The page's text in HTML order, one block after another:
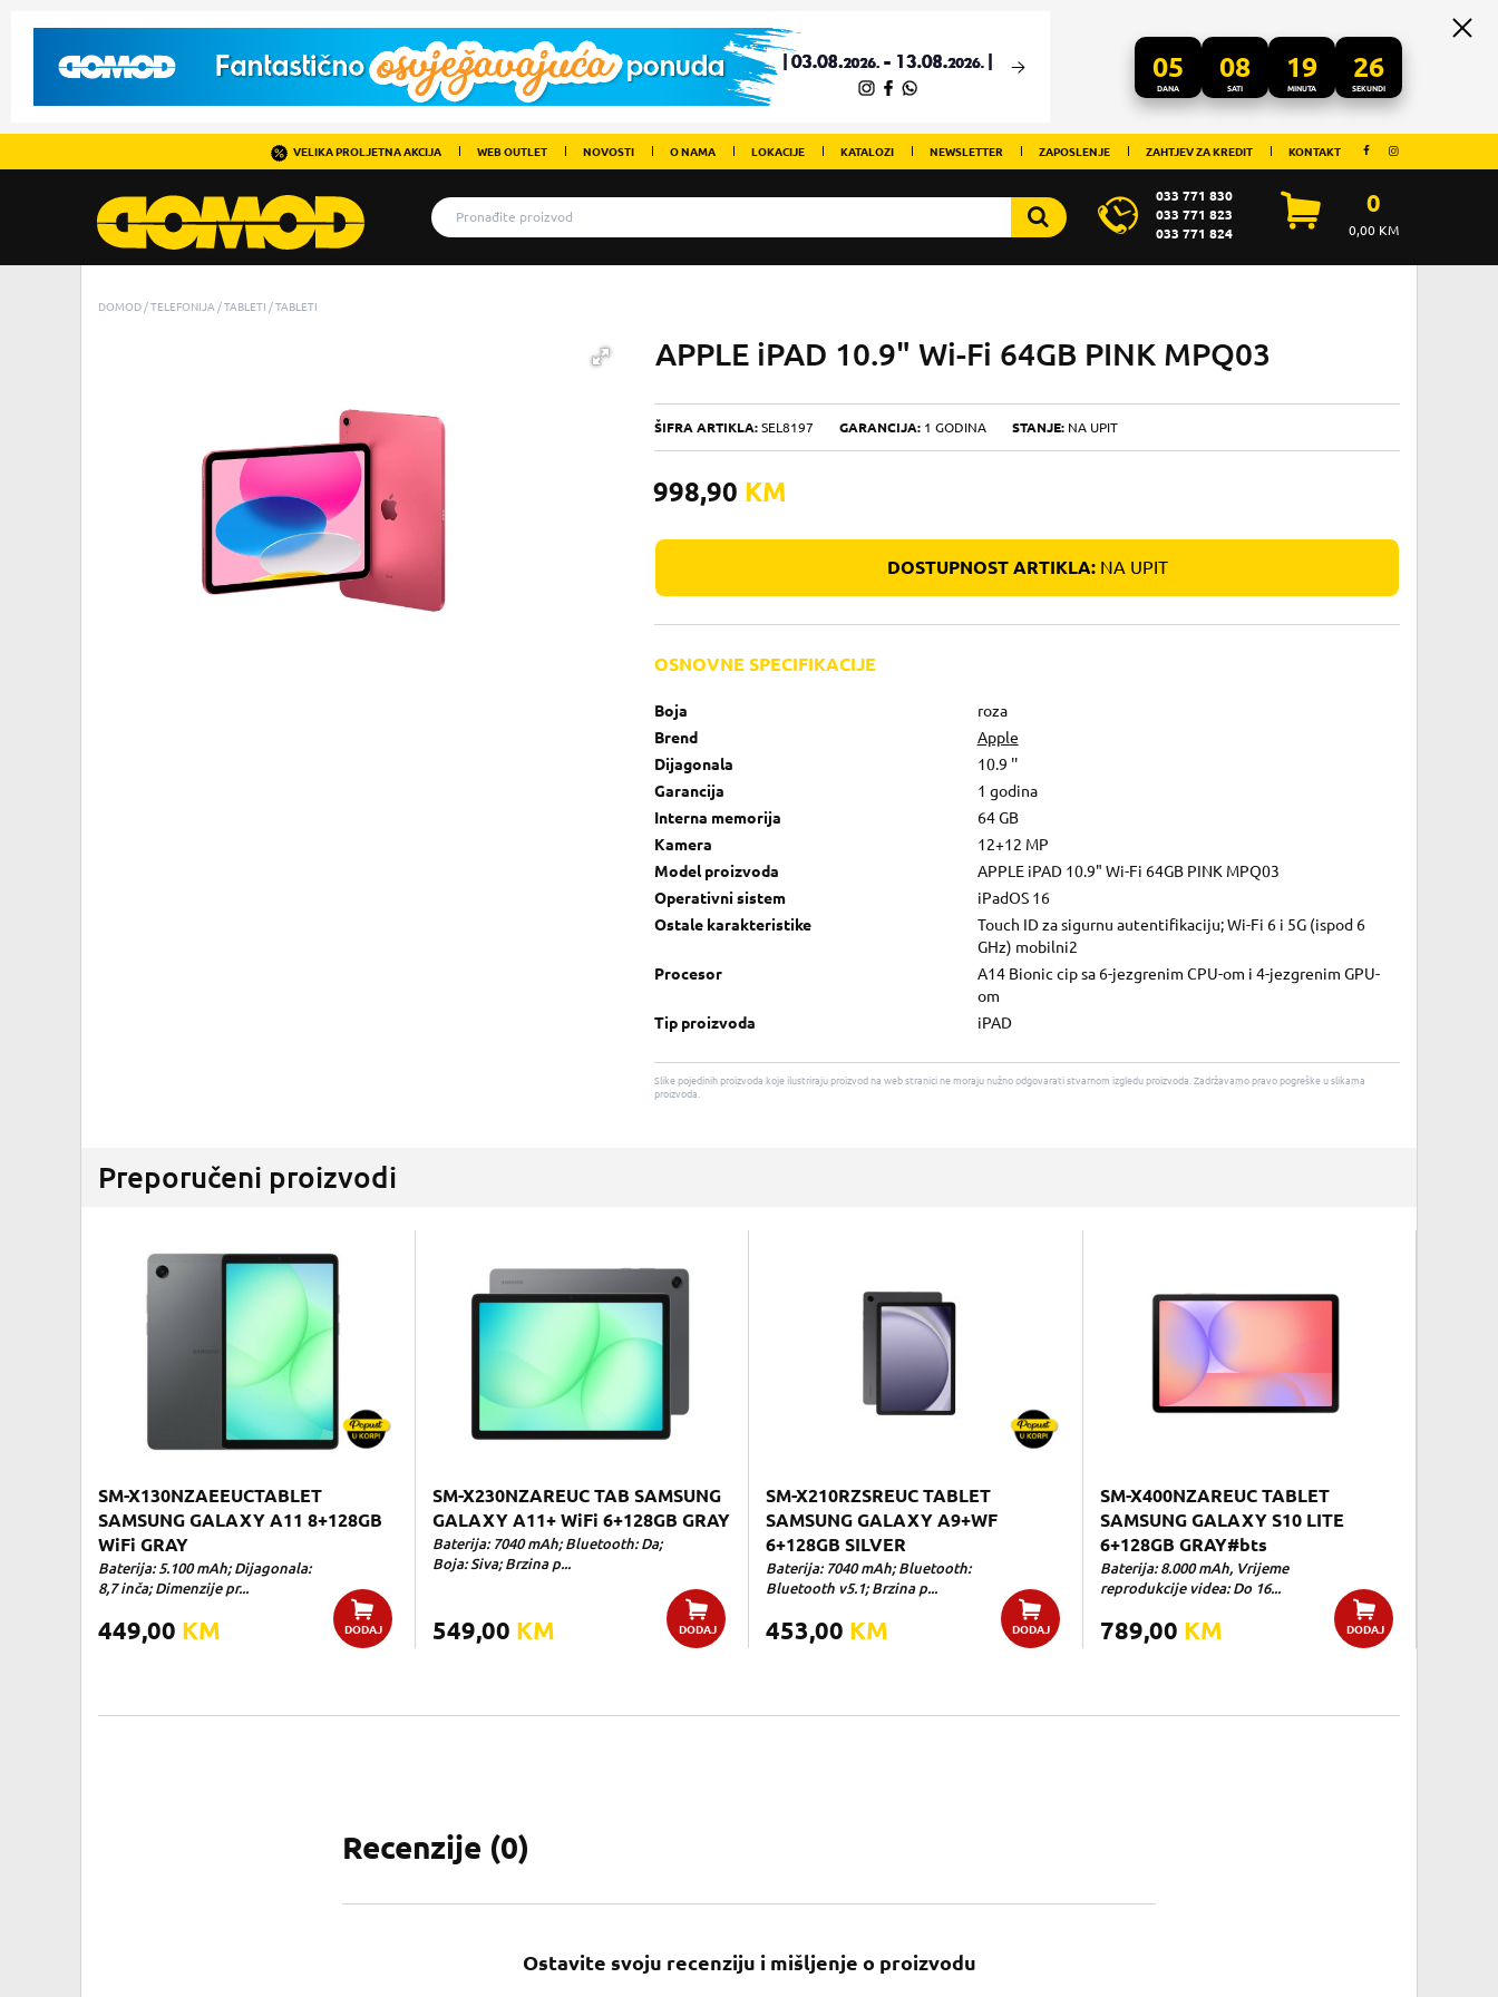
05
DANA
08
SATI
19
MINUTA
26
SEKUNDI
VELIKA PROLJETNA AKCIJA WEB OUTLET NOVOSTI O NAMA LOKACIJE KATALOZI NEWSLETTER ZAPOSLENJE ZAHTJEV ZA KREDIT KONTAKT
033 771 830
033 771 823
033 771 824
0
0,00KM
DOMOD TELEFONIJA TABLETI TABLETI
APPLE iPAD 10.9" Wi-Fi 64GB PINK MPQ03
ŠIFRA ARTIKLA: SEL8197 GARANCIJA: 1 GODINA STANJE: NA UPIT
998,90 KM
DOSTUPNOST ARTIKLA:NA UPIT
OSNOVNE SPECIFIKACIJE
Boja
roza
Brend
Apple
Dijagonala
10.9 ''
Garancija
1 godina
Interna memorija
64 GB
Kamera
12+12 MP
Model proizvoda
APPLE iPAD 10.9" Wi-Fi 64GB PINK MPQ03
Operativni sistem
iPadOS 16
Ostale karakteristike
Touch ID za sigurnu autentifikaciju; Wi-Fi 6 i 5G (ispod 6
GHz) mobilni2
Procesor
A14 Bionic cip sa 6-jezgrenim CPU-om i 4-jezgrenim GPU-
om
Tip proizvoda
iPAD
Slike pojedinih proizvoda koje ilustriraju proizvod na web stranici ne moraju nužno odgovarati stvarnom izgledu proizvoda. Zadržavamo pravo pogreške u slikama
proizvoda.
Preporučeni proizvodi
SM-X130NZAEEUCTABLET
SAMSUNG GALAXY A11 8+128GB
WiFi GRAY
Baterija: 5.100 mAh; Dijagonala:
8,7 inča; Dimenzije pr...
449,00 KM DODAJ
SM-X230NZAREUC TAB SAMSUNG
GALAXY A11+ WiFi 6+128GB GRAY
Baterija: 7040 mAh; Bluetooth: Da;
Boja: Siva; Brzina p...
549,00 KM DODAJ
SM-X210RZSREUC TABLET
SAMSUNG GALAXY A9+WF
6+128GB SILVER
Baterija: 7040 mAh; Bluetooth:
Bluetooth v5.1; Brzina p...
453,00 KM DODAJ
SM-X400NZAREUC TABLET
SAMSUNG GALAXY S10 LITE
6+128GB GRAY#bts
Baterija: 8.000 mAh, Vrijeme
reprodukcije videa: Do 16...
789,00 KM DODAJ
Recenzije (0)
Ostavite svoju recenziju i mišljenje o proizvodu